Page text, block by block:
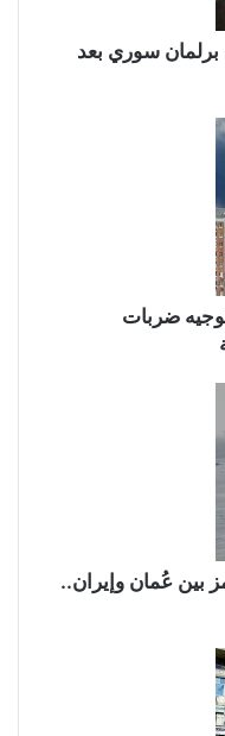
برلمان سوري بعد
ضربات
بين عُمان وإيران..